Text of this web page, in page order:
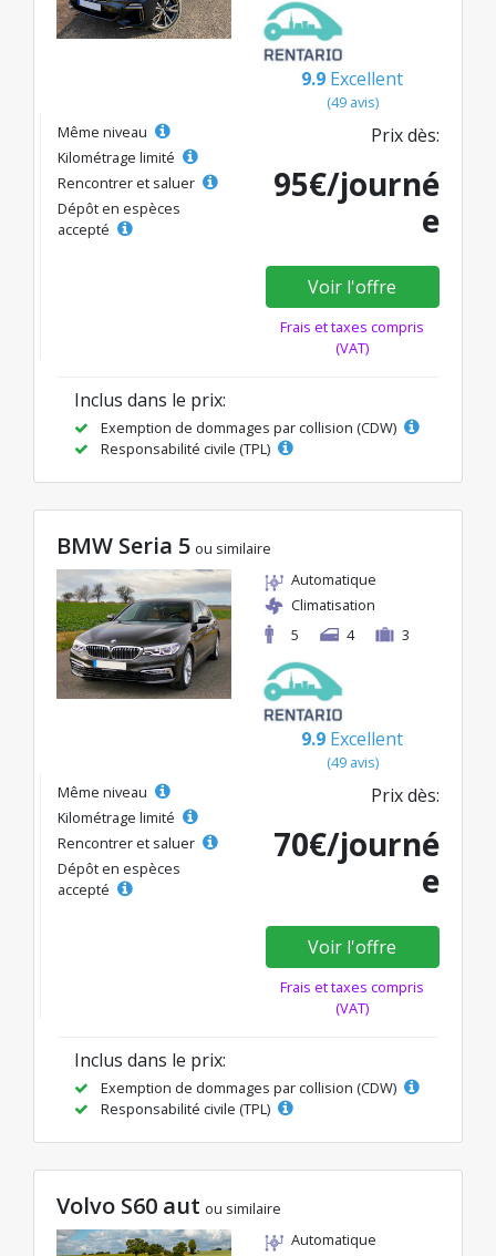
9.9 Excellent
(49 avis)
Même niveau
Kilométrage limité
Rencontrer et saluer
Dépôt en espèces
accepté
Prix dès:
95€/journé
e
Voir l'offre
Frais et taxes compris
(VAT)
Inclus dans le prix:
Exemption de dommages par collision (CDW)
Responsabilité civile (TPL)
BMW Seria 5 ou similaire
Automatique
Climatisation
5
4 3
9.9 Excellent
(49 avis)
Même niveau
Kilométrage limité
Rencontrer et saluer
Dépôt en espèces
accepté
Prix dès:
70€/journé
e
Voir l'offre
Frais et taxes compris
(VAT)
Inclus dans le prix:
Exemption de dommages par collision (CDW)
Responsabilité civile (TPL)
Volvo S60 aut ou similaire
Automatique